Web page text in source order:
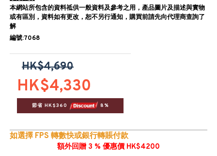
本網站所包含的資料祗供一般資料及參考之用，產品圖片及描述與實物
或有區別，資料如有更改，恕不另行通知，購買前請先向代理商查詢了
解
編號:7068
HK$4,330
HK$4,690
節省 HK$360 8%
如選擇 FPS 轉數快或銀行轉賬付款
額外回贈 3 % 優惠價 HK$4200